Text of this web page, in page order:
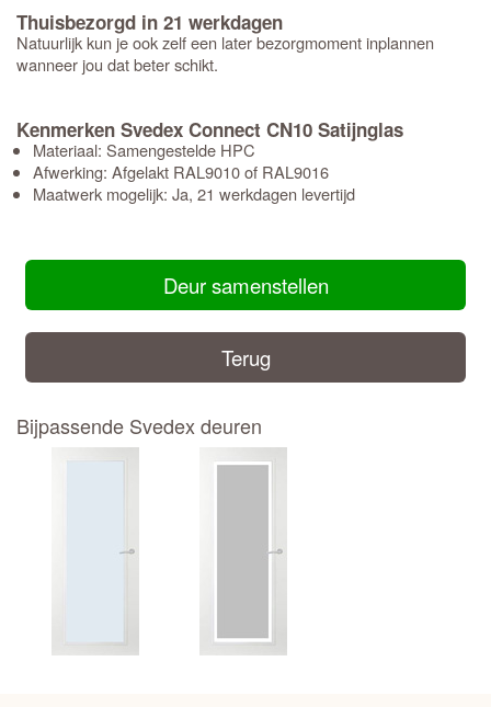
Thuisbezorgd in 21 werkdagen
Natuurlijk kun je ook zelf een later bezorgmoment inplannen
wanneer jou dat beter schikt.
Kenmerken Svedex Connect CN10 Satijnglas
Materiaal: Samengestelde HPC
Afwerking: Afgelakt RAL9010 of RAL9016
Maatwerk mogelijk: Ja, 21 werkdagen levertijd
Deur samenstellen
Terug
Bijpassende Svedex deuren